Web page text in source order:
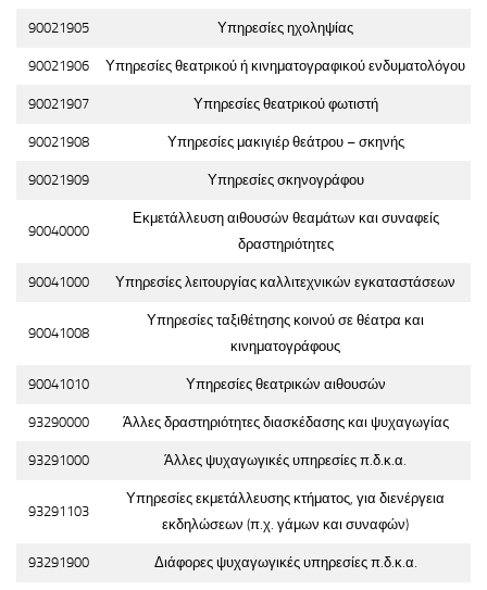
90021905 Υπηρεσίες ηχοληψίας
90021906 Υπηρεσίες θεατρικού ή κινηματογραφικού ενδυματολόγου
90021907 Υπηρεσίες θεατρικού φωτιστή
90021908 Υπηρεσίες μακιγιέρ θεάτρου – σκηνής
90021909 Υπηρεσίες σκηνογράφου
90040000
Εκμετάλλευση αιθουσών θεαμάτων και συναφείς
δραστηριότητες
90041000 Υπηρεσίες λειτουργίας καλλιτεχνικών εγκαταστάσεων
90041008
Υπηρεσίες ταξιθέτησης κοινού σε θέατρα και
κινηματογράφους
90041010 Υπηρεσίες θεατρικών αιθουσών
93290000 Άλλες δραστηριότητες διασκέδασης και ψυχαγωγίας
93291000 Άλλες ψυχαγωγικές υπηρεσίες π.δ.κ.α.
93291103
Υπηρεσίες εκμετάλλευσης κτήματος, για διενέργεια
εκδηλώσεων (π.χ. γάμων και συναφών)
93291900 Διάφορες ψυχαγωγικές υπηρεσίες π.δ.κ.α.